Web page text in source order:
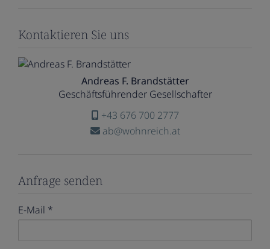
Kontaktieren Sie uns
Andreas F. Brandstätter
Geschäftsführender Gesellschafter
+43 676 700 2777
ab@wohnreich.at
Anfrage senden
E-Mail